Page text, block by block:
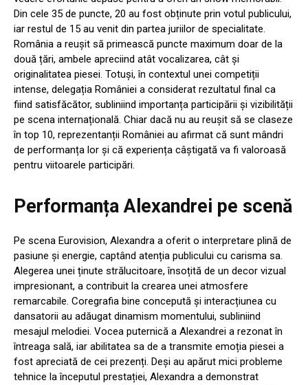
Din cele 35 de puncte, 20 au fost obținute prin votul publicului,
iar restul de 15 au venit din partea juriilor de specialitate.
România a reușit să primească puncte maximum doar de la
două țări, ambele apreciind atât vocalizarea, cât și
originalitatea piesei. Totuși, în contextul unei competiții
intense, delegația României a considerat rezultatul final ca
fiind satisfăcător, subliniind importanța participării și vizibilității
pe scena internațională. Chiar dacă nu au reușit să se claseze
în top 10, reprezentanții României au afirmat că sunt mândri
de performanța lor și că experiența câștigată va fi valoroasă
pentru viitoarele participări.
Performanța Alexandrei pe scenă
Pe scena Eurovision, Alexandra a oferit o interpretare plină de
pasiune și energie, captând atenția publicului cu carisma sa.
Alegerea unei ținute strălucitoare, însoțită de un decor vizual
impresionant, a contribuit la crearea unei atmosfere
remarcabile. Coregrafia bine concepută și interacțiunea cu
dansatorii au adăugat dinamism momentului, subliniind
mesajul melodiei. Vocea puternică a Alexandrei a rezonat în
întreaga sală, iar abilitatea sa de a transmite emoția piesei a
fost apreciată de cei prezenți. Deși au apărut mici probleme
tehnice la începutul prestației, Alexandra a demonstrat